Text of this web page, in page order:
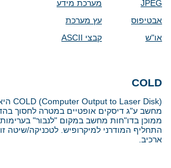
JPEG
אבטיפוס
או"ש
מערכת מידע
עץ מערכת
קבצי ASCII
COLD
COLD (Computer Output to Laser Disk)
מחשב ע"ג דיסקים אופטיים במטרה לחסוך
ממוכן בדו"חות מחשב במקום "לנבור" בערימות
התחליף המודרני למיקרופיש. לטכניקה/שיטה
ארכיב.